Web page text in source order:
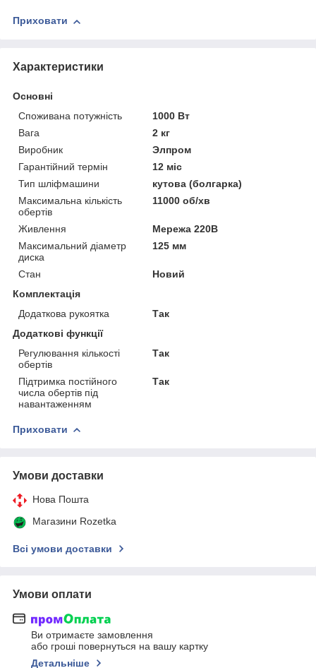
Приховати
Характеристики
Основні
Споживана потужність
1000 Вт
Вага
2 кг
Виробник
Элпром
Гарантійний термін
12 міс
Тип шліфмашини
кутова (болгарка)
Максимальна кількість
обертів
11000 об/хв
Живлення
Мережа 220В
Максимальний діаметр
диска
125 мм
Стан
Новий
Комплектація
Додаткова рукоятка
Так
Додаткові функції
Регулювання кількості
обертів
Так
Підтримка постійного
числа обертів під
навантаженням
Так
Приховати
Умови доставки
Нова Пошта
Магазини Rozetka
Всі умови доставки
Умови оплати
Ви отримаєте замовлення
або гроші повернуться на вашу картку
Детальніше